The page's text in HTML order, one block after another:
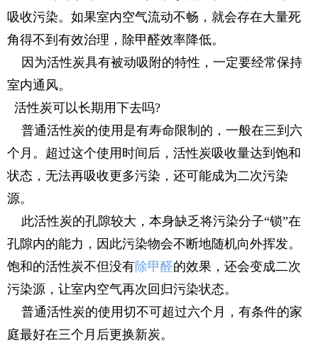
吸收污染。如果室内空气流动不畅，就会存在大量死
角得不到有效治理，除甲醛效率降低。
因为活性炭具有被动吸附的特性，一定要经常保持
室内通风。
活性炭可以长期用下去吗?
普通活性炭的使用是有寿命限制的，一般在三到六
个月。超过这个使用时间后，活性炭吸收量达到饱和
状态，无法再吸收更多污染，还可能成为二次污染
源。
此活性炭的孔隙较大，本身缺乏将污染分子“锁”在
孔隙内的能力，因此污染物会不断地随机向外挥发。
饱和的活性炭不但没有除甲醛的效果，还会变成二次
污染源，让室内空气再次回归污染状态。
普通活性炭的使用切不可超过六个月，有条件的家
庭最好在三个月后更换新炭。